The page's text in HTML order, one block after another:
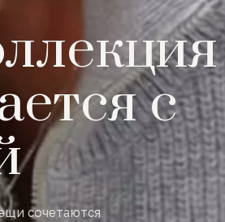
с
сочетаются